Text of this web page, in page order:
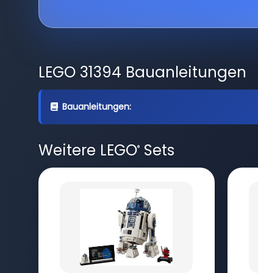
LEGO 31394 Bauanleitungen
Bauanleitungen:
Weitere LEGO®Sets